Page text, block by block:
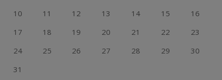
10
11 12 13 14 15
16
17
18 19 20 21 22
23
24
25 26 27 28 29
30
31